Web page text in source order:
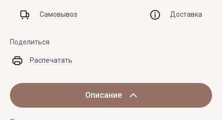
Самовывоз Доставка
Поделиться
Распечатать
Описание